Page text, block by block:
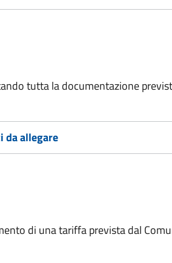
tutta la documentazione
da allegare
di una tariffa prevista dal